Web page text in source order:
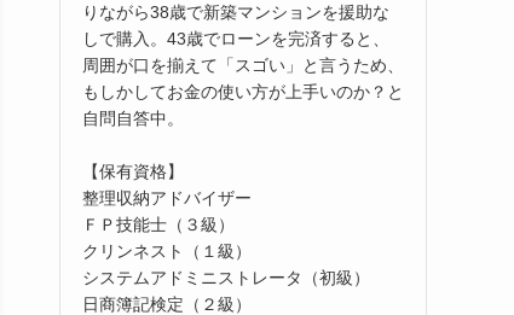
りながら38歳で新築マンションを援助な
しで購入。43歳でローンを完済すると、
周囲が口を揃えて「スゴい」と言うため、
もしかしてお金の使い方が上手いのか？と
自問自答中。
【保有資格】
整理収納アドバイザー
ＦＰ技能士（３級）
クリンネスト（１級）
システムアドミニストレータ（初級）
日商簿記検定（２級）